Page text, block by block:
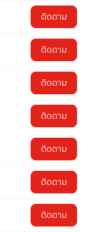
ติดตาม
ติดตาม
ติดตาม
ติดตาม
ติดตาม
ติดตาม
ติดตาม